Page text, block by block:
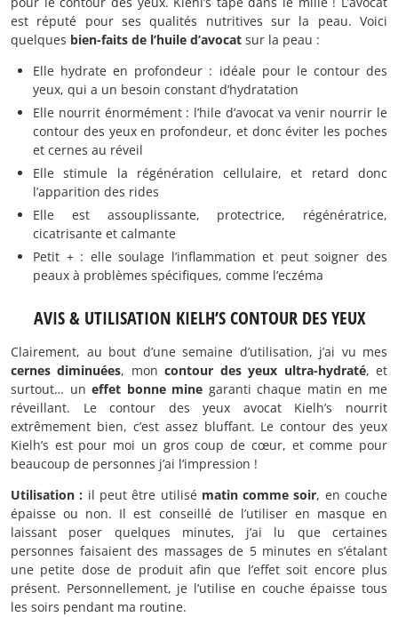
est réputé pour ses qualités nutritives sur la peau. Voici
quelques bien-faits de l’huile d’avocat sur la peau :
Elle hydrate en profondeur : idéale pour le contour des
yeux, qui a un besoin constant d’hydratation
Elle nourrit énormément : l’hile d’avocat va venir nourrir le
contour des yeux en profondeur, et donc éviter les poches
et cernes au réveil
Elle stimule la régénération cellulaire, et retard donc
l’apparition des rides
Elle est assouplissante, protectrice, régénératrice,
cicatrisante et calmante
Petit + : elle soulage l’inflammation et peut soigner des
peaux à problèmes spécifiques, comme l’eczéma
AVIS & UTILISATION KIELH’S CONTOUR DES YEUX
Clairement, au bout d’une semaine d’utilisation, j’ai vu mes
cernes diminuées, moncontour des yeux ultra-hydraté, et
surtout… uneffet bonne mine garanti chaque matin en me
réveillant. Le contour des yeux avocat Kielh’s nourrit
extrêmement bien, c’est assez bluffant. Le contour des yeux
Kielh’s est pour moi un gros coup de cœur, et comme pour
beaucoup de personnes j’ai l’impression !
Utilisation : il peut être utilisé matin comme soir, en couche
épaisse ou non. Il est conseillé de l’utiliser en masque en
laissant poser quelques minutes, j’ai lu que certaines
personnes faisaient des massages de 5 minutes en s’étalant
une petite dose de produit afin que l’effet soit encore plus
présent. Personnellement, je l’utilise en couche épaisse tous
les soirs pendant ma routine.